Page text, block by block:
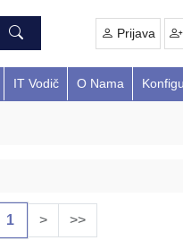
Prijava
IT Vodič O Nama
1 > >>